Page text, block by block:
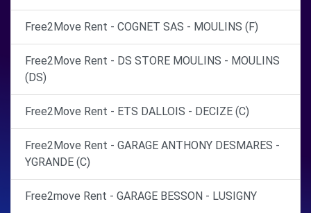
Free2Move Rent - COGNET SAS - MOULINS (F)
Free2Move Rent - DS STORE MOULINS - MOULINS
(DS)
Free2Move Rent - ETS DALLOIS - DECIZE (C)
Free2Move Rent - GARAGE ANTHONY DESMARES -
YGRANDE (C)
Free2move Rent - GARAGE BESSON - LUSIGNY